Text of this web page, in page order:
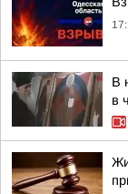
В
в